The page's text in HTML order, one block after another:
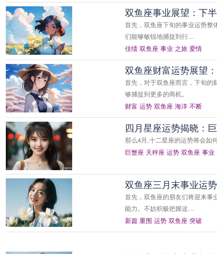
双鱼座事业展望：下
首先，双鱼座下旬的事业运势整
们能够敏锐地捕捉到行…
佳绩 双鱼座 事业 之旅 爱情
双鱼座财富运势展望
首先，对于双鱼座而言，下旬的
够捕捉到更多的商机。
财富 运势 双鱼座 海洋 不断
四月星座运势揭晓：
那么4月,十二星座的运势将会如
巨蟹座 天秤座 运势 双鱼座 事业
双鱼座三月末事业运
首先，双鱼座的朋友们将迎来事
能力。不妨积极把握这…
新篇 重围 运势 双鱼座 突破